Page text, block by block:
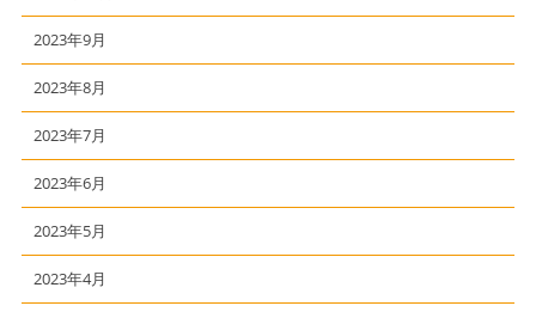
2023年9月
2023年8月
2023年7月
2023年6月
2023年5月
2023年4月